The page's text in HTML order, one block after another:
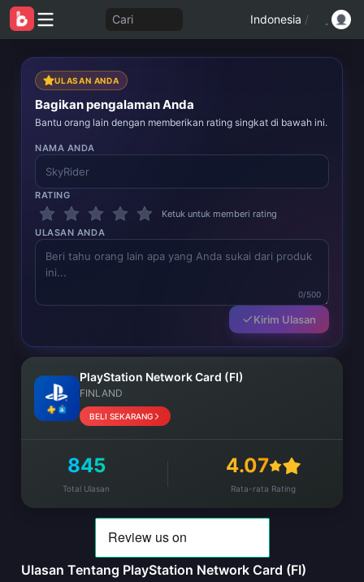
Cari Indonesia /
ULASAN ANDA
Bagikan pengalaman Anda
Bantu orang lain dengan memberikan rating singkat di bawah ini.
NAMA ANDA
RATING
Ketuk untuk memberi rating
ULASAN ANDA
0/500
Kirim Ulasan
PlayStation Network Card (FI)
FINLAND
BELI SEKARANG
845
Total Ulasan
4.07
Rata-rata Rating
Ulasan Tentang PlayStation Network Card (FI)